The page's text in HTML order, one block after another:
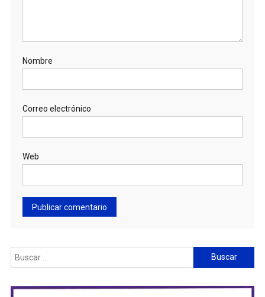
Nombre
Correo electrónico
Web
Buscar: